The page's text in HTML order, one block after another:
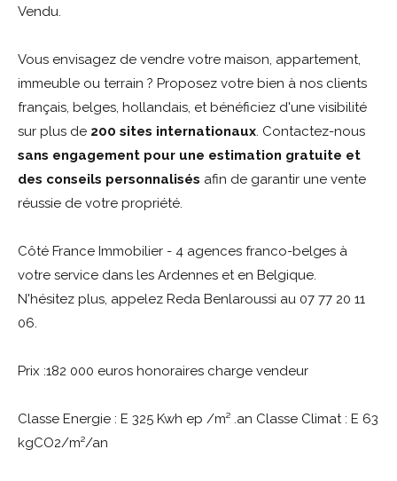
Vendu.
Vous envisagez de vendre votre maison, appartement,
immeuble ou terrain ? Proposez votre bien à nos clients
français, belges, hollandais, et bénéficiez d'une visibilité
sur plus de 200 sites internationaux . Contactez-nous
sans engagement pour une estimation gratuite et
des conseils personnalisés afin de garantir une vente
réussie de votre propriété.
Côté France Immobilier - 4 agences franco-belges à
votre service dans les Ardennes et en Belgique.
N'hésitez plus, appelez Reda Benlaroussi au 07 77 20 11
06.
Prix :182 000 euros honoraires charge vendeur
Classe Energie : E 325 Kwh ep /m² .an Classe Climat : E 63
kgCO2/m²/an